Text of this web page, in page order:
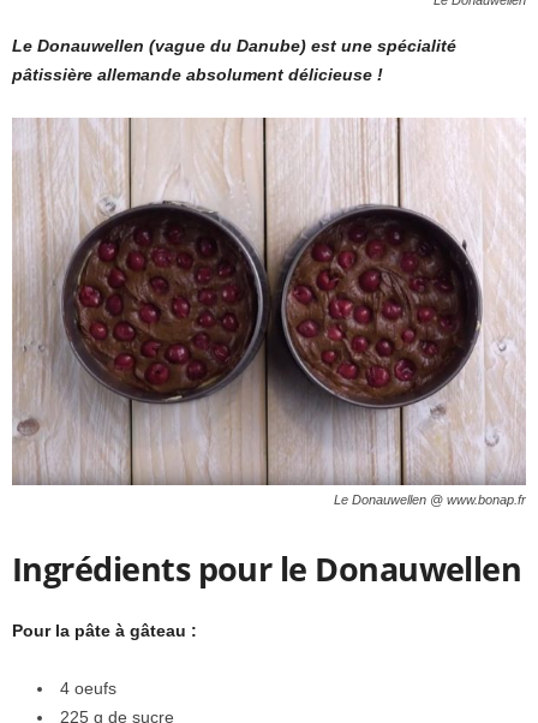
Le Donauwellen (vague du Danube) est une spécialité
pâtissière allemande absolument délicieuse !
Le Donauwellen @ www.bonap.fr
Ingrédients pour le Donauwellen
Pour la pâte à gâteau :
4 oeufs
225 g de sucre